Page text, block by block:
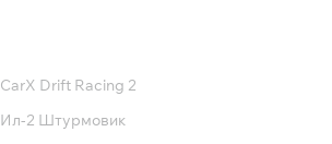
CarX Drift Racing 2
Ил-2 Штурмовик